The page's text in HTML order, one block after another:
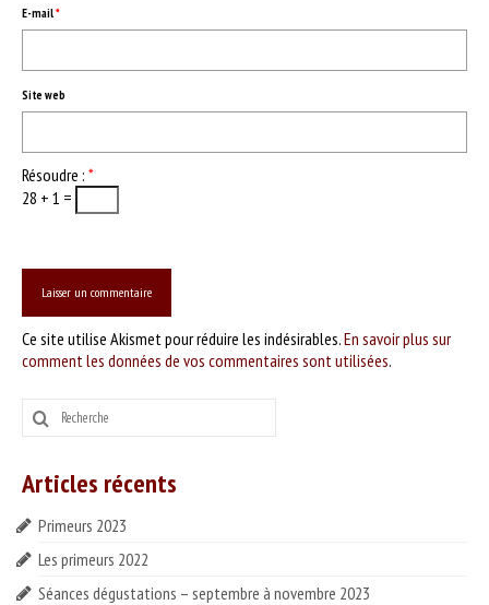
E-mail*
Site web
Résoudre : *
28 + 1 =
Ce site utilise Akismet pour réduire les indésirables.En savoir plus sur
comment les données de vos commentaires sont utilisées.
Rechercher
:
Articles récents
Primeurs 2023
Les primeurs 2022
Séances dégustations – septembre à novembre 2023